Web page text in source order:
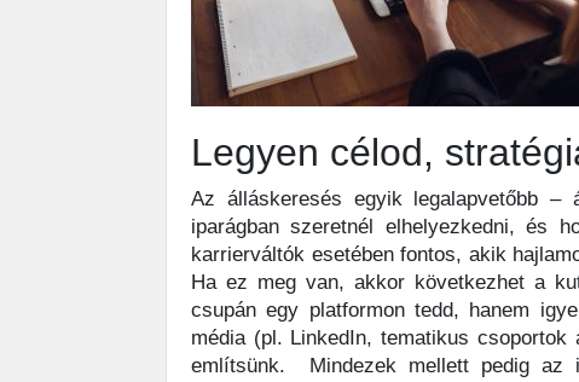
Legyen célod,
Az álláskeresés egyik legalapvetőbb –
iparágban szeretnél elhelyezkedni, és
karrierváltók esetében fontos, akik
Ha ez meg van, akkor következhet a
csupán egy platformon tedd, hanem
média (pl. LinkedIn, tematikus
említsünk. Mindezek mellett pedig az